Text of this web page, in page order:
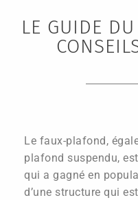
LE GUIDE
Le faux-plafond,
plafond suspendu,
qui a gagné en
d’une structure qui